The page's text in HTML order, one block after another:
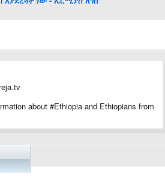
about #Ethiopia and Ethiopians from
Ethiopian music, sports, arts, and